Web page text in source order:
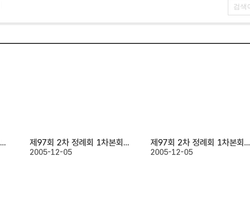
손기정평화마라톤대회 1 (2005. 11. 27) 제97회 2차 정례회 1차본회의 2 (2005. 11. 25)
2005-12-05
제97회 2차 정례회 1차본회의 1 (2005. 11. 25)
2005-12-05